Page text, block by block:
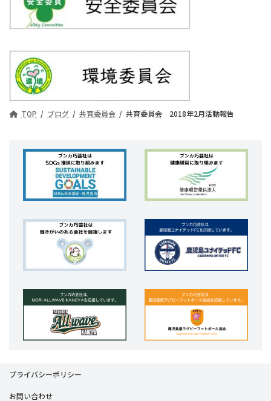
TOP ブログ 共育委員会 共育委員会 2018年2月活動報告
プライバシーポリシー
お問い合わせ